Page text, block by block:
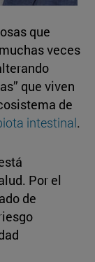
que
veces
que viven
de
intestinal.
Por el
de